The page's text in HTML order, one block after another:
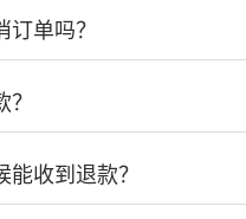
常重视每一位客户，并将
验。您可以在这里查看
单吗？
法取消。由于我们的系统
测试功能，确认软件是否
合我们的退款政策
期限取决于您购买的产品
收到退款？